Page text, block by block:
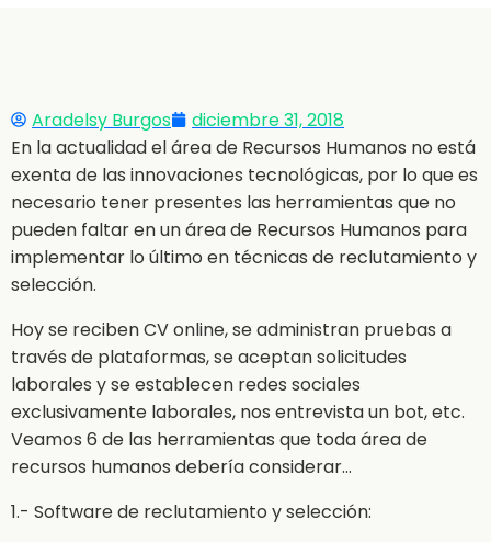
Aradelsy Burgos
diciembre 31, 2018
En la actualidad el área de Recursos Humanos no está
exenta de las innovaciones tecnológicas, por lo que es
necesario tener presentes las herramientas que no
pueden faltar en un área de Recursos Humanos para
implementar lo último en técnicas de reclutamiento y
selección.
Hoy se reciben CV online, se administran pruebas a
través de plataformas, se aceptan solicitudes
laborales y se establecen redes sociales
exclusivamente laborales, nos entrevista un bot, etc.
Veamos 6 de las herramientas que toda área de
recursos humanos debería considerar…
1.- Software de reclutamiento y selección: